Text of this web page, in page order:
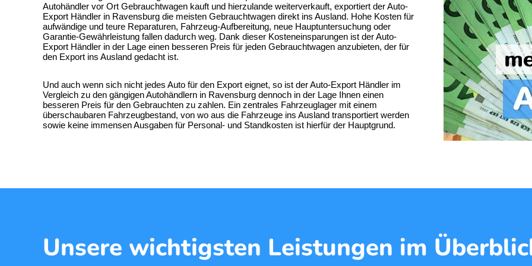
Autohändler vor Ort Gebrauchtwagen kauft und hierzulande weiterverkauft, exportiert derAuto-
Export Händler in Ravensburg die meisten Gebrauchtwagen direkt ins Ausland. Hohe Kosten für
aufwändige und teure Reparaturen, Fahrzeug-Aufbereitung, neue Hauptuntersuchung oder
Garantie-Gewährleistung fallen dadurch weg. Dank dieser Kosteneinsparungen ist der Auto-
Export Händler in der Lage einen besseren Preis für jeden Gebrauchtwagen anzubieten, der für
den Export ins Ausland gedacht ist.
Und auch wenn sich nicht jedes Auto für den Export eignet, so ist der Auto-Export Händler im
Vergleich zu den gängigen Autohändlern in Ravensburg dennoch in der Lage Ihnen einen
besseren Preis für den Gebrauchten zu zahlen. Ein zentrales Fahrzeuglager mit einem
überschaubaren Fahrzeugbestand, von wo aus die Fahrzeuge ins Ausland transportiert werden
sowie keine immensen Ausgaben für Personal- und Standkosten ist hierfür der Hauptgrund.
Unsere wichtigsten Leistungen im